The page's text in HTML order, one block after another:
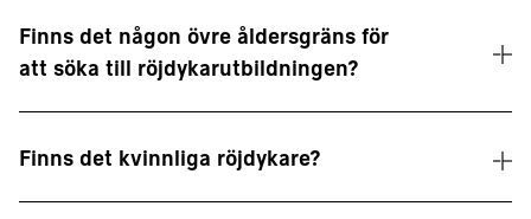
Finns det någon övre åldersgräns för
att söka till röjdykarutbildningen?
Finns det kvinnliga röjdykare?